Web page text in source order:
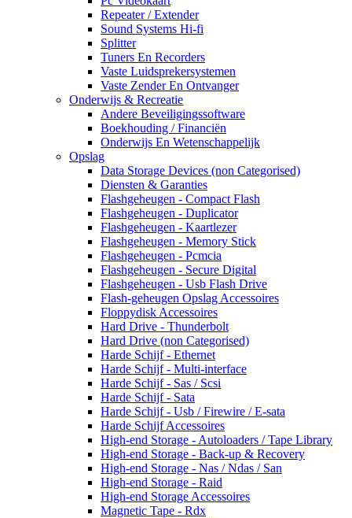
Repeater / Extender
Sound Systems Hi-fi
Splitter
Tuners En Recorders
Vaste Luidsprekersystemen
Vaste Zender En Ontvanger
Onderwijs & Recreatie
Andere Beveiligingssoftware
Boekhouding / Financiën
Onderwijs En Wetenschappelijk
Opslag
Data Storage Devices (non Categorised)
Diensten & Garanties
Flashgeheugen - Compact Flash
Flashgeheugen - Duplicator
Flashgeheugen - Kaartlezer
Flashgeheugen - Memory Stick
Flashgeheugen - Pcmcia
Flashgeheugen - Secure Digital
Flashgeheugen - Usb Flash Drive
Flash-geheugen Opslag Accessoires
Floppydisk Accessoires
Hard Drive - Thunderbolt
Hard Drive (non Categorised)
Harde Schijf - Ethernet
Harde Schijf - Multi-interface
Harde Schijf - Sas / Scsi
Harde Schijf - Sata
Harde Schijf - Usb / Firewire / E-sata
Harde Schijf Accessoires
High-end Storage - Autoloaders / Tape Library
High-end Storage - Back-up & Recovery
High-end Storage - Nas / Ndas / San
High-end Storage - Raid
High-end Storage Accessoires
Magnetic Tape - Rdx